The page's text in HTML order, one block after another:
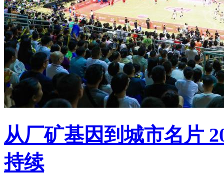
从厂矿基因到城市名片
持续